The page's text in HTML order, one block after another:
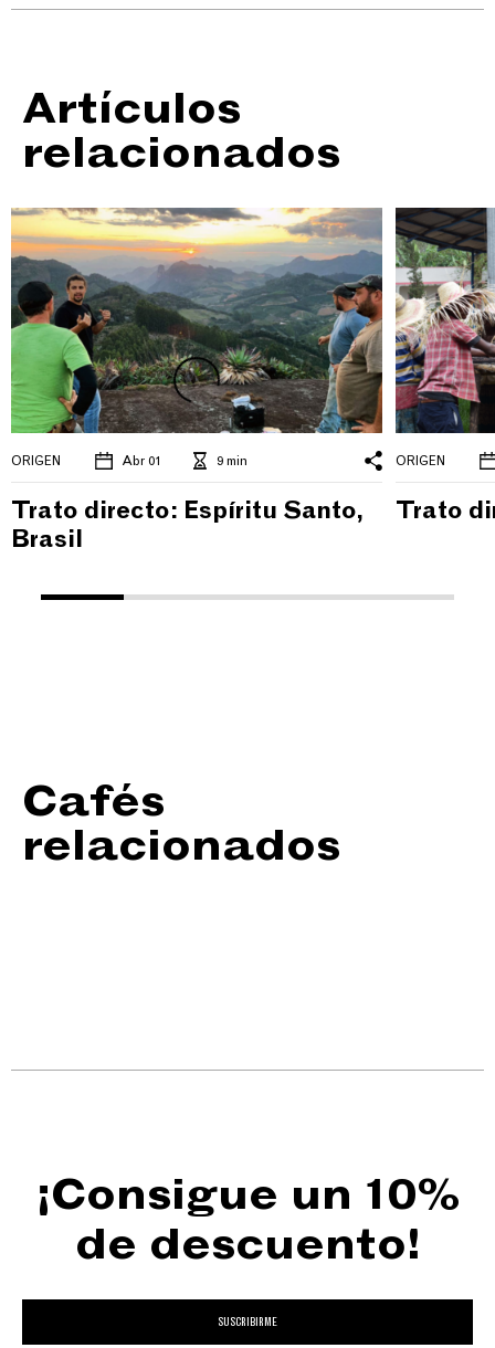
Artículos
relacionados
ORIGEN Abr 01 9 min
Trato directo: Espíritu Santo,
Brasil
ORIGEN
Trato
Cafés
relacionados
¡Consigue un 10%
de descuento!
SUSCRIBIRME